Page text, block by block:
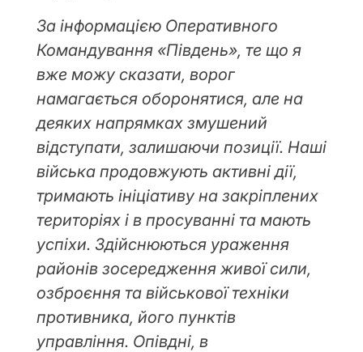
За інформацією Оперативного
Командування «Південь», те що я
вже можу сказати, ворог
намагається оборонятися, але на
деяких напрямках змушений
відступати, залишаючи позиції. Наші
війська продовжують активні дії,
тримають ініціативу на закріплених
територіях і в просуванні та мають
успіхи. Здійснюються ураження
районів зосередження живої сили,
озброєння та військової техніки
противника, його пунктів
управління. Опівдні, в